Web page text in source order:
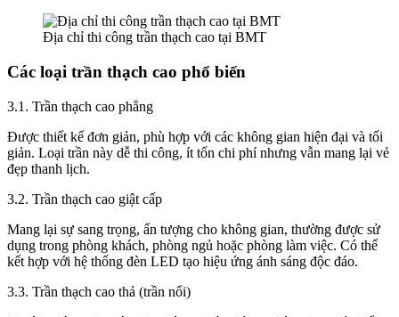
Địa chỉ thi công trần thạch cao tại BMT
Các loại trần thạch cao phổ biến
3.1. Trần thạch cao phẳng
Được thiết kế đơn giản, phù hợp với các không gian hiện đại và tối
giản. Loại trần này dễ thi công, ít tốn chi phí nhưng vẫn mang lại vẻ
đẹp thanh lịch.
3.2. Trần thạch cao giật cấp
Mang lại sự sang trọng, ấn tượng cho không gian, thường được sử
dụng trong phòng khách, phòng ngủ hoặc phòng làm việc. Có thể
kết hợp với hệ thống đèn LED tạo hiệu ứng ánh sáng độc đáo.
3.3. Trần thạch cao thả (trần nổi)